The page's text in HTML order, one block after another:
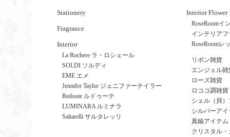
Stationery
Fragrance
Interior
La Rochere ラ・ロシェール
SOLDI ソルディ
EME エメ
Jennifer Taylor ジェニファーテイラー
Redoute ルドゥーテ
LUMINARA ルミナラ
Saltarelli サルタレッリ
Interior Flower
RoseRoomイ
インテリア
RoseRoomレ
リボン雑貨
エンジェル雑
ローズ雑貨
ロココ調雑貨
シェル（貝
シルバーアイ
真鍮アイテム
クリスタル